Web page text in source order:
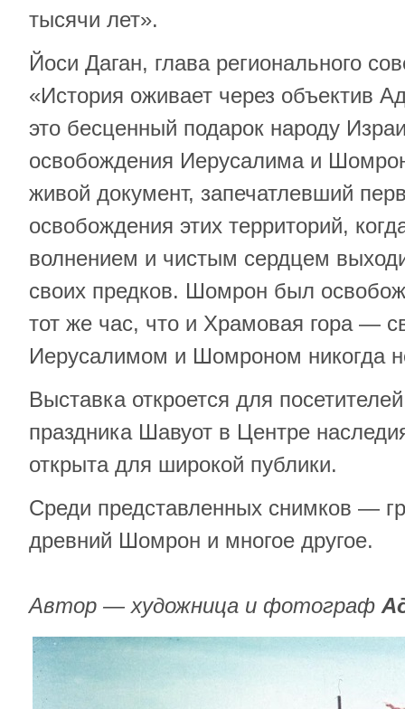
тысячи лет».
Йоси Даган, глава регионального
«История оживает через объектив
это бесценный подарок народу
освобождения Иерусалима и
живой документ, запечатлевший
освобождения этих территорий,
волнением и чистым сердцем
своих предков. Шомрон был
тот же час, что и Храмовая гора —
Иерусалимом и Шомроном никогда
Выставка откроется для
праздника Шавуот в Центре
открыта для широкой публики.
Среди представленных снимков —
древний Шомрон и многое другое.
Автор — художница и фотограф